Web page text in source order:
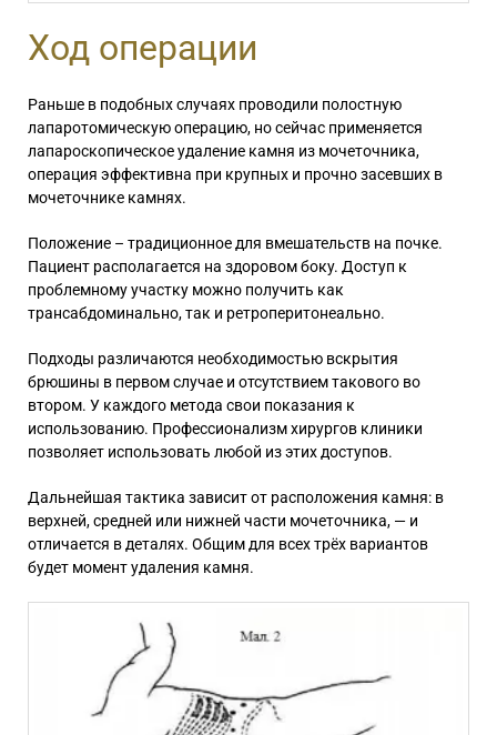
Ход операции
Раньше в подобных случаях проводили полостную
лапаротомическую операцию, но сейчас применяется
лапароскопическоеудаление камня из мочеточника,
операция эффективна при крупных и прочно засевших в
мочеточнике камнях.
Положение – традиционное для вмешательств на почке.
Пациент располагается на здоровом боку. Доступ к
проблемному участку можно получить как
трансабдоминально, так и ретроперитонеально.
Подходы различаются необходимостью вскрытия
брюшины в первом случае и отсутствием такового во
втором. У каждого метода свои показания к
использованию. Профессионализм хирургов клиники
позволяет использовать любой из этих доступов.
Дальнейшая тактика зависит от расположения камня: в
верхней, средней или нижней части мочеточника, — и
отличается в деталях. Общим для всех трёх вариантов
будет момент удаления камня.